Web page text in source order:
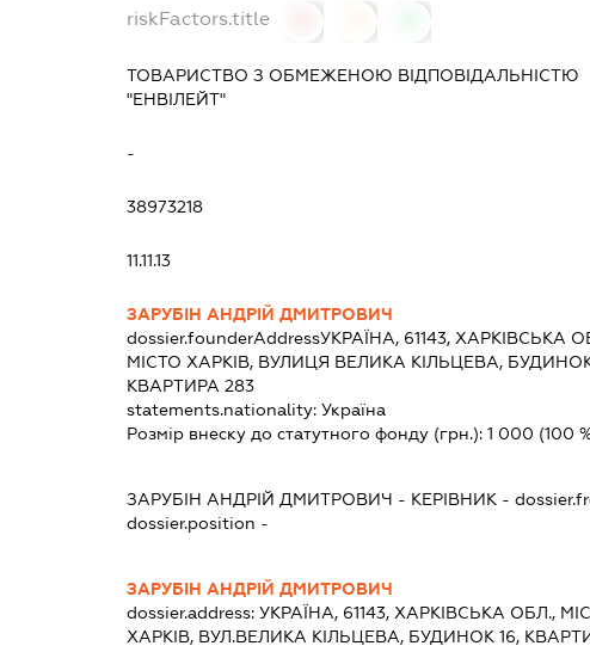
riskFactors.title
ТОВАРИСТВО З ОБМЕЖЕНОЮ ВІДПОВІДАЛЬНІСТЮ
"ЕНВІЛЕЙТ"
-
38973218
11.11.13
ЗАРУБІН АНДРІЙ ДМИТРОВИЧ
dossier.founderAddressУКРАЇНА, 61143, ХАРКІВСЬКА
МІСТО ХАРКІВ, ВУЛИЦЯ ВЕЛИКА КІЛЬЦЕВА, БУДИНОК
КВАРТИРА 283
statements.nationality: Україна
Розмір внеску до статутного фонду (грн.): 1 000 (100
ЗАРУБІН АНДРІЙ ДМИТРОВИЧ - КЕРІВНИК -
dossier.position -
ЗАРУБІН АНДРІЙ ДМИТРОВИЧ
dossier.address: УКРАЇНА, 61143, ХАРКІВСЬКА ОБЛ.,
ХАРКІВ, ВУЛ.ВЕЛИКА КІЛЬЦЕВА, БУДИНОК 16,